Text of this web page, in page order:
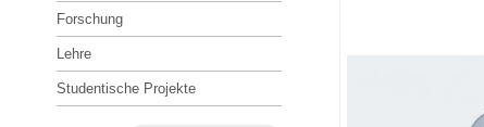
Forschung
Lehre
Studentische Projekte